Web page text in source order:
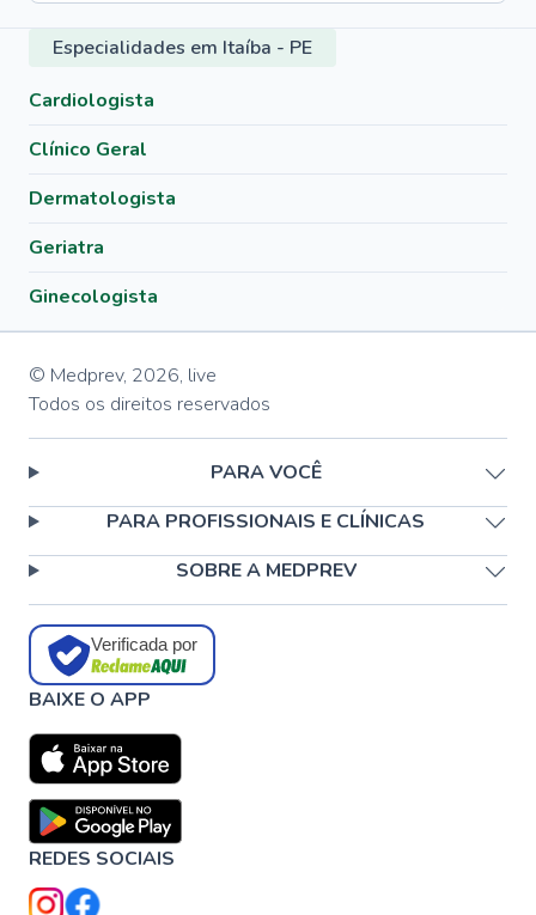
Especialidades em Itaíba - PE
Cardiologista
Clínico Geral
Dermatologista
Geriatra
Ginecologista
© Medprev, 2026, live
Todos os direitos reservados
PARA VOCÊ
PARA PROFISSIONAIS E CLÍNICAS
SOBRE A MEDPREV
Verificada por
BAIXE O APP
REDES SOCIAIS